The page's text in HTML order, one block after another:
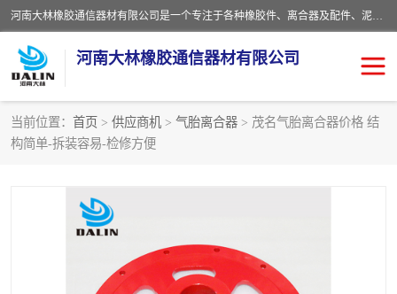
河南大林橡胶通信器材有限公司是一个专注于各种橡胶件、离合器及配件、泥浆泵及配件等产品设计制造和加工的企业。产品应用于矿山、冶金、石油、钢铁、化工、水泥、船舶、造纸、通用机械等各种大功率机械传动或制动装置。
河南大林橡胶通信器材有限公司
当前位置： 首页 > 供应商机 > 气胎离合器 > 茂名气胎离合器价格 结
构简单-拆装容易-检修方便
推盘离合器
VC离合器
PO隔膜离合器
泥浆泵空气包胶囊 气动元件